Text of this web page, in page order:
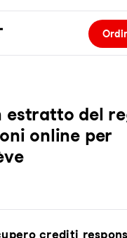
es­trat­to del
on­line per
crediti